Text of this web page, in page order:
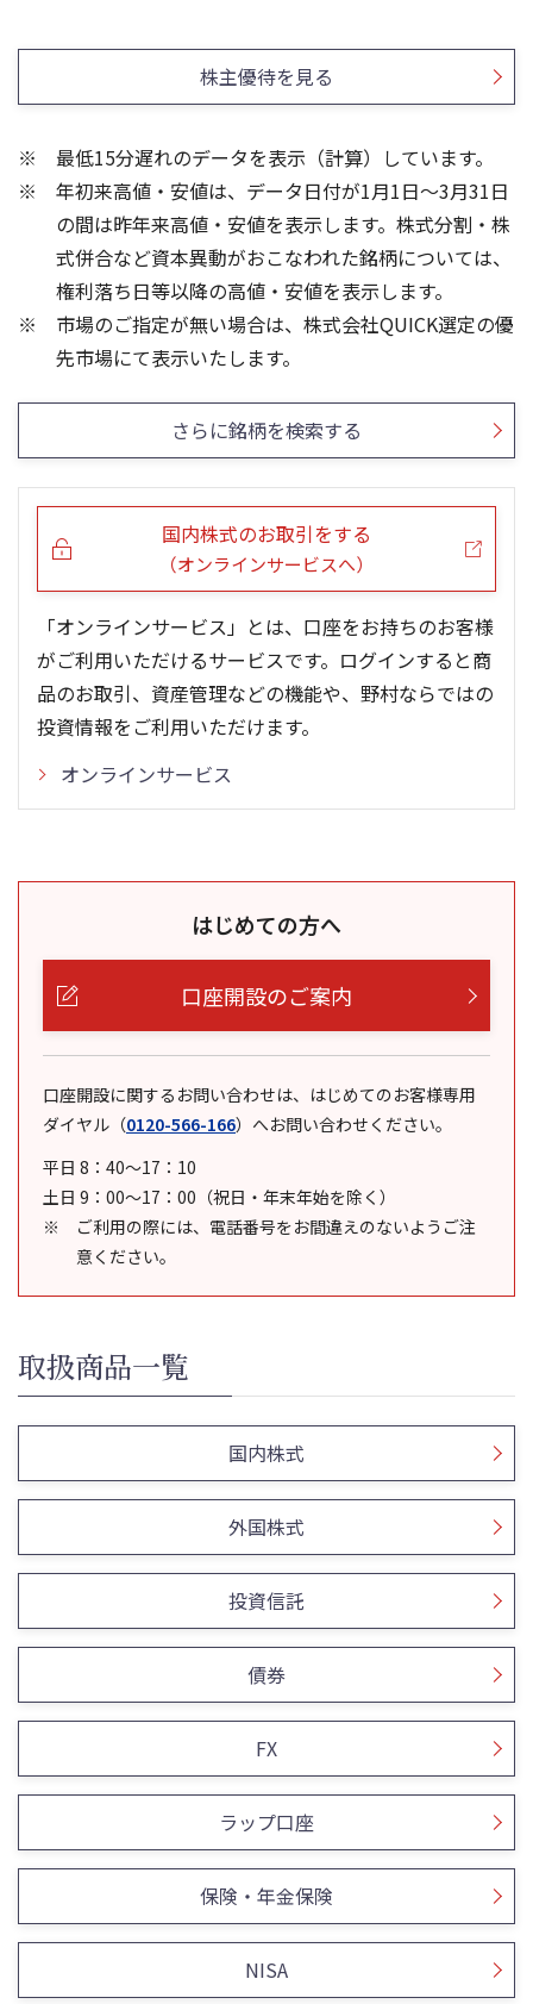
25/12
25/10
25/08
25/06
25/04
1,200
1,400
1,600
2,000
2,200
2,400
24/01
23/01
22/01
0
2,000
0
1,000
1,500
株主優待を見る
最低15分遅れのデータを表示（計算）しています。
年初来高値・安値は、データ日付が1月1日～3月31日
の間は昨年来高値・安値を表示します。株式分割・株
式併合など資本異動がおこなわれた銘柄については、
権利落ち日等以降の高値・安値を表示します。
市場のご指定が無い場合は、株式会社QUICK選定の優
先市場にて表示いたします。
さらに銘柄を検索する
国内株式のお取引をする
（オンラインサービスへ）
「オンラインサービス」とは、口座をお持ちのお客様
がご利用いただけるサービスです。ログインすると商
品のお取引、資産管理などの機能や、野村ならではの
投資情報をご利用いただけます。
オンラインサービス
はじめての方へ
口座開設のご案内
口座開設に関するお問い合わせは、はじめてのお客様専用
ダイヤル （0120-566-166） へお問い合わせください。
平日 8：40～17：10
土日 9：00～17：00（祝日・年末年始を除く）
ご利用の際には、電話番号をお間違えのないようご注
意ください。
取扱商品一覧
国内株式
外国株式
投資信託
債券
FX
ラップ口座
保険・年金保険
NISA